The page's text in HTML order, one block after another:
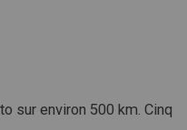
sur environ 500 km. Cinq